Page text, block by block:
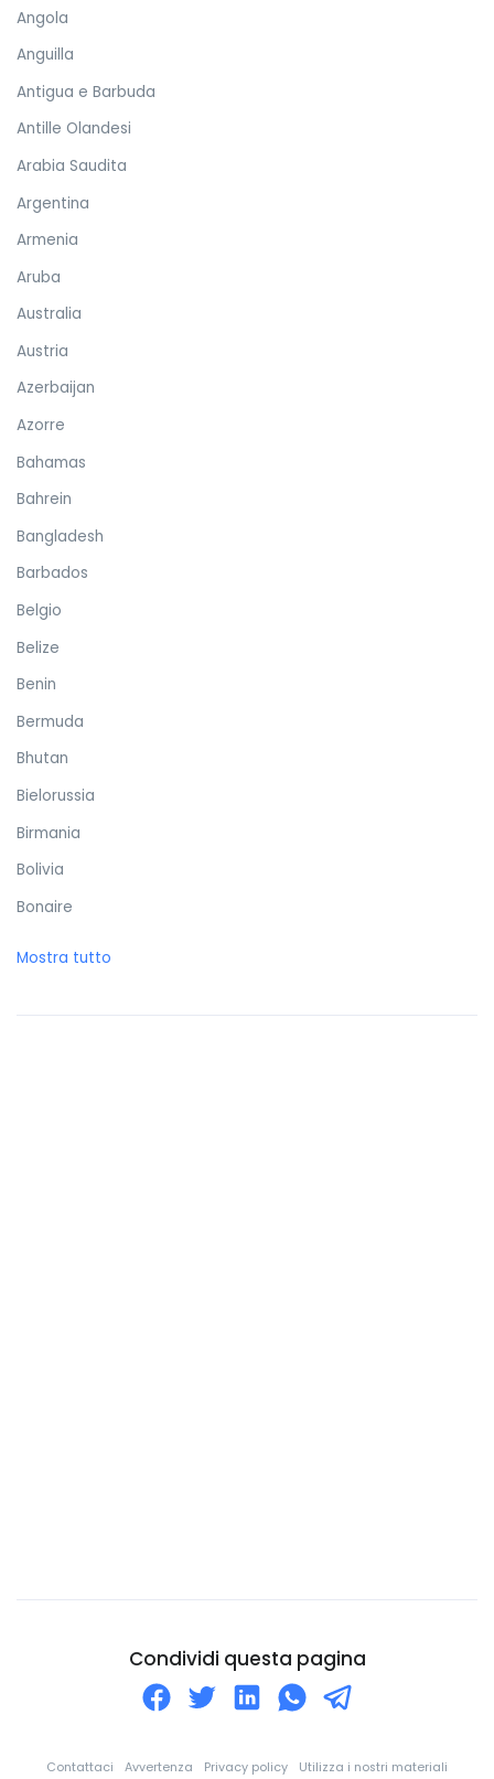
Angola
Anguilla
Antigua e Barbuda
Antille Olandesi
Arabia Saudita
Argentina
Armenia
Aruba
Australia
Austria
Azerbaijan
Azorre
Bahamas
Bahrein
Bangladesh
Barbados
Belgio
Belize
Benin
Bermuda
Bhutan
Bielorussia
Birmania
Bolivia
Bonaire
Brasile
Costa Rica
Mostra tutto
Condividi questa pagina
Contattaci Avvertenza Privacy policy Utilizza i nostri materiali